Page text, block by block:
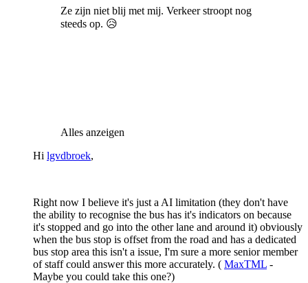
Ze zijn niet blij met mij. Verkeer stroopt nog
steeds op. 😥
Alles anzeigen
Hi lgvdbroek,
Right now I believe it's just a AI limitation (they don't have
the ability to recognise the bus has it's indicators on because
it's stopped and go into the other lane and around it) obviously
when the bus stop is offset from the road and has a dedicated
bus stop area this isn't a issue, I'm sure a more senior member
of staff could answer this more accurately. ( MaxTML -
Maybe you could take this one?)